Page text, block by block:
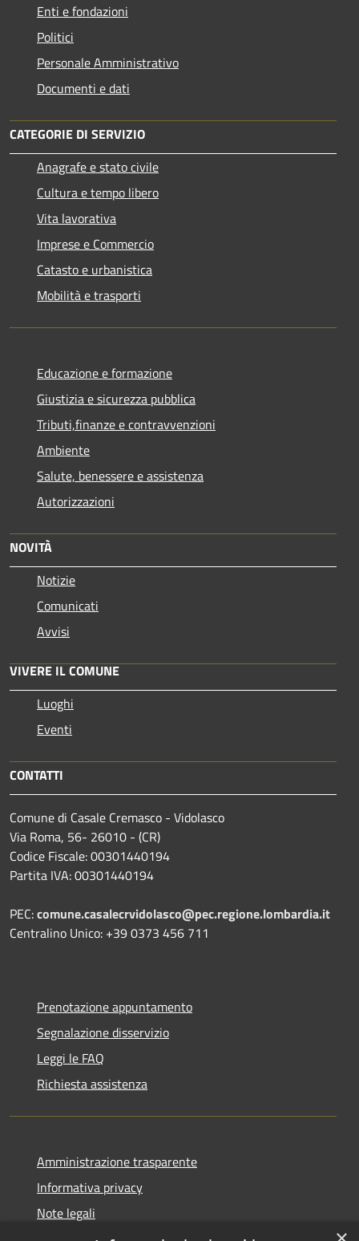
Enti e fondazioni
Politici
Personale Amministrativo
Documenti e dati
CATEGORIE DI SERVIZIO
Anagrafe e stato civile
Cultura e tempo libero
Vita lavorativa
Imprese e Commercio
Catasto e urbanistica
Mobilità e trasporti
Educazione e formazione
Giustizia e sicurezza pubblica
Tributi,finanze e contravvenzioni
Ambiente
Salute, benessere e assistenza
Autorizzazioni
NOVITÀ
Notizie
Comunicati
Avvisi
VIVERE IL COMUNE
Luoghi
Eventi
CONTATTI
Comune di Casale Cremasco - Vidolasco
Via Roma, 56- 26010 - (CR)
Codice Fiscale: 00301440194
Partita IVA: 00301440194
PEC:comune.casalecrvidolasco@pec.regione.lombardia.it
Centralino Unico: +39 0373 456 711
Prenotazione appuntamento
Segnalazione disservizio
Leggi le FAQ
Richiesta assistenza
Amministrazione trasparente
Informativa privacy
Note legali